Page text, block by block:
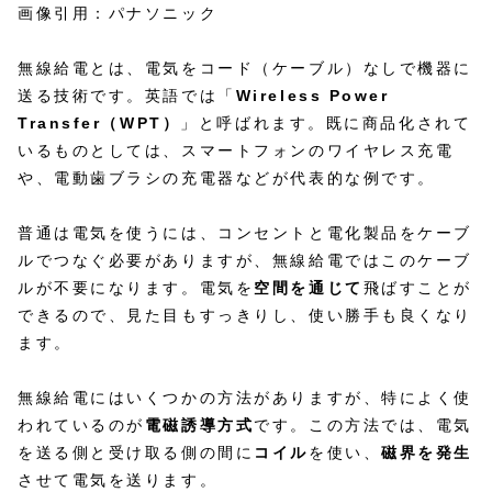
画像引用：パナソニック
無線給電とは、電気をコード（ケーブル）なしで機器に
送る技術です。英語では「 Wireless Power
Transfer（WPT）
」と呼ばれます。既に商品化されて
いるものとしては、スマートフォンのワイヤレス充電
や、電動歯ブラシの充電器などが代表的な例です。
普通は電気を使うには、コンセントと電化製品をケーブ
ルでつなぐ必要がありますが、無線給電ではこのケーブ
ルが不要になります。電気を 空間を通じて 飛ばすことが
できるので、見た目もすっきりし、使い勝手も良くなり
ます。
無線給電にはいくつかの方法がありますが、特によく使
われているのが 電磁誘導方式です。この方法では、電気
を送る側と受け取る側の間に コイルを使い、磁界を発生
させて電気を送ります。